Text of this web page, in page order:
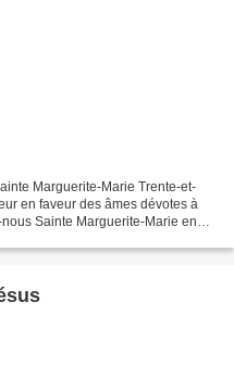
Marguerite-Marie Trente-et-
en faveur des âmes dévotes à
Sainte Marguerite-Marie en